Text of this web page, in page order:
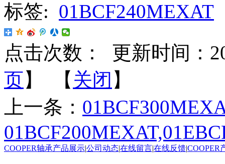
标签: 01BCF240MEXAT
点击次数：
更新时间：
页】 【 关闭 】
上一条：
COOPER轴承产品展示公司动态在线留言在线反馈COOPER